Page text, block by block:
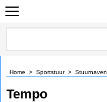
Home > Sportstuur> Stuurnaven
Tempo